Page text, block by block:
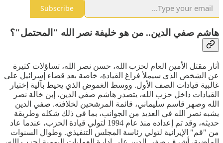
Subscribe
هاشم صفي الدين.. من هو خليفة نصر الله "المحتمل"؟
أثار مقتل الأمين العام لحزب الله، حسن نصر الله، تساؤلات كثيرة
عن الشخص الذي سيملأ فراغ القيادة، خاصة بعد قضاء إسرائيل على
غالبية قيادات الصف الأول. ووسط الغموض الذي يحيط بآلية إختيار
القيادات داخل حزب الله، يتصدر هاشم صفي الدين، إبن خالة نصر
الله وصهر قاسم سليماني، قائمة المرشحين لخلافته. صفي الدين
يشبه نصر الله في العديد من الجوانب، بما في ذلك شكله وطريقة
حديثه، وقد تم إعداده منذ عام 1994 لتولي قيادة الحزب، عندما عاد
من "قم" الإيرانية لتولي رئاسة المجلس التنفيذي. وطوال السنوات